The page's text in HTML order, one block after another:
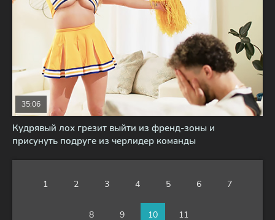
Кудрявый лох грезит выйти из френд-зоны и
присунуть подруге из черлидер команды
35:06
1 2 3 4 5 6 7
8 9 10 11